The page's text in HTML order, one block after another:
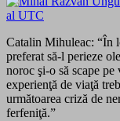
Catalin Mihuleac: “În
preferat să-l perieze
noroc şi-o să scape
experienţă de viaţă
următoarea criză de
ferfeniţă.”